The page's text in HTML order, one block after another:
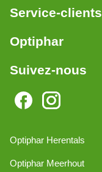
Service-clients
Optiphar
Suivez-nous
Optiphar Herentals
Optiphar Meerhout